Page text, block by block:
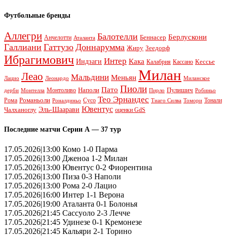
Футбольные бренды
Аллегри Анчелотти Аталанта Балотелли Беннасер Берлускони
Галлиани Гаттузо Доннарумма Жиру Зеедорф
Ибрагимович Индзаги Интер Кака Калабрия Кассано Кессье
Лацио Леао Леонардо Мальдини Меньян Милан Миланское
дерби Монтелла Монтоливо Наполи Пато Пиоли Пирло Пулишич Робиньо
Рома Романьоли Роналдиньо Сусо Тео Эрнандес Тиаго Силва Томори Тонали
Чалханоглу Эль-Шаарави Ювентус оценки GdS
Последние матчи Серии А — 37 тур
17.05.2026|13:00 Комо 1-0 Парма
17.05.2026|13:00 Дженоа 1-2 Милан
17.05.2026|13:00 Ювентус 0-2 Фиорентина
17.05.2026|13:00 Пиза 0-3 Наполи
17.05.2026|13:00 Рома 2-0 Лацио
17.05.2026|16:00 Интер 1-1 Верона
17.05.2026|19:00 Аталанта 0-1 Болонья
17.05.2026|21:45 Сассуоло 2-3 Лечче
17.05.2026|21:45 Удинезе 0-1 Кремонезе
17.05.2026|21:45 Кальяри 2-1 Торино